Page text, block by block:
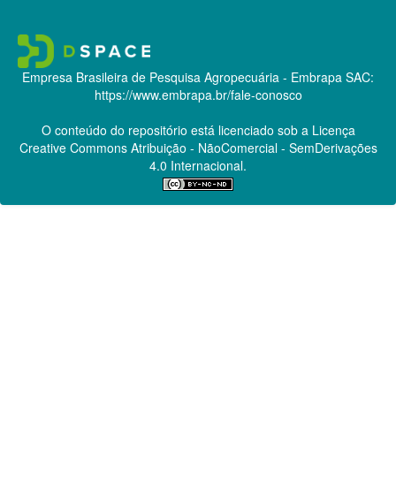
Empresa Brasileira de Pesquisa Agropecuária - Embrapa SAC:
https://www.embrapa.br/fale-conosco
O conteúdo do repositório está licenciado sob a Licença
Creative CommonsAtribuição - NãoComercial - SemDerivações
4.0 Internacional.